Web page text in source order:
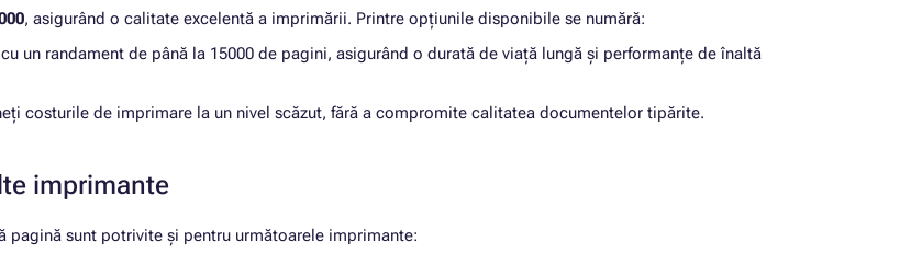
, asigurând o calitate excelentă a imprimării. Printre opțiunile disponibile se numără:
un randament de până la 15000 de pagini, asigurând o durată de viață lungă și performanțe de înaltă
costurile de imprimare la un nivel scăzut, fără a compromite calitatea documentelor tipărite.
imprimante
pagină sunt potrivite și pentru următoarele imprimante: